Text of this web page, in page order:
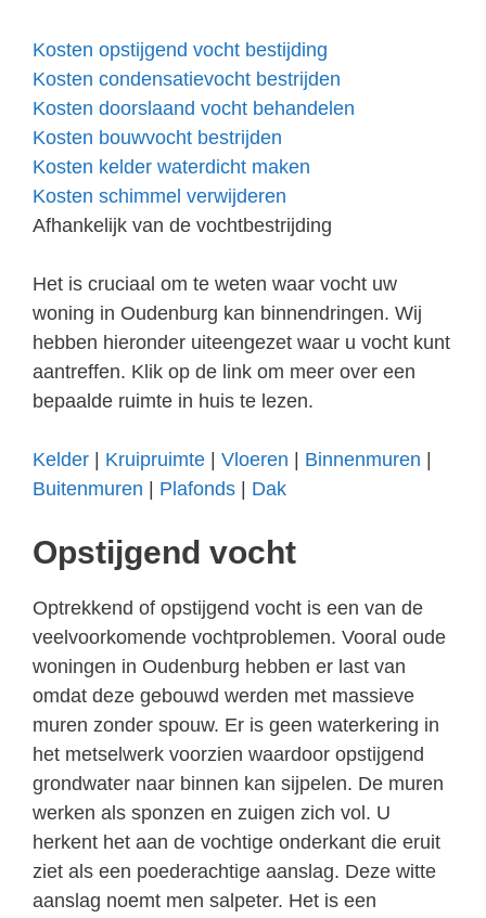
Kosten opstijgend vocht bestijding
Kosten condensatievocht bestrijden
Kosten doorslaand vocht behandelen
Kosten bouwvocht bestrijden
Kosten kelder waterdicht maken
Kosten schimmel verwijderen
Afhankelijk van de vochtbestrijding
Het is cruciaal om te weten waar vocht uw
woning in Oudenburg kan binnendringen. Wij
hebben hieronder uiteengezet waar u vocht kunt
aantreffen. Klik op de link om meer over een
bepaalde ruimte in huis te lezen.
Kelder Kruipruimte Vloeren Binnenmuren
Buitenmuren
Plafonds Dak
Opstijgend vocht
Optrekkend of opstijgend vocht is een van de
veelvoorkomende vochtproblemen. Vooral oude
woningen in Oudenburg hebben er last van
omdat deze gebouwd werden met massieve
muren zonder spouw. Er is geen waterkering in
het metselwerk voorzien waardoor opstijgend
grondwater naar binnen kan sijpelen. De muren
werken als sponzen en zuigen zich vol. U
herkent het aan de vochtige onderkant die eruit
ziet als een poederachtige aanslag. Deze witte
aanslag noemt men salpeter. Het is een